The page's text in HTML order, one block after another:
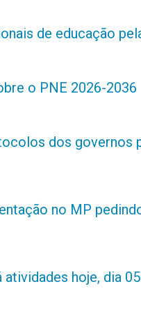
de educação
o PNE 2026-2036
dos governos
no MP
atividades hoje, dia